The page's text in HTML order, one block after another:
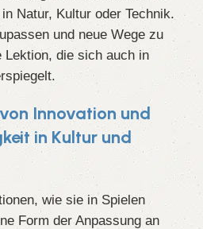
Natur, Kultur oder Technik.
und neue Wege zu
Lektion, die sich auch in
Innovation und
in Kultur und
wie sie in Spielen
Form der Anpassung an